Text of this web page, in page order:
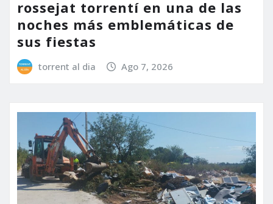
rossejat torrentí en una de las
noches más emblemáticas de
sus fiestas
torrent al dia Ago 7, 2026